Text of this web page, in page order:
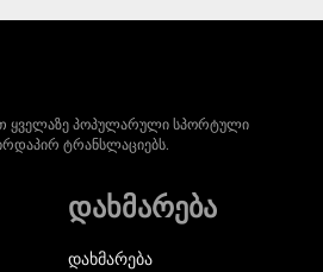
ყველაზე პოპულარული სპორტული
ტრანსლაციებს.
დახმარება
დახმარება